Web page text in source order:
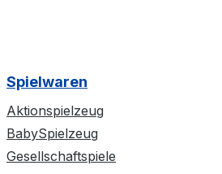
Spielwaren
Aktionspielzeug
BabySpielzeug
Gesellschaftspiele